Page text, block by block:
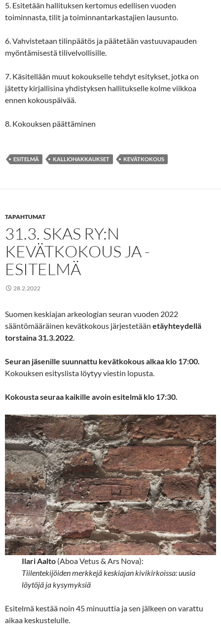
5. Esitetään hallituksen kertomus edellisen vuoden
toiminnasta, tilit ja toiminnantarkastajien lausunto.
6. Vahvistetaan tilinpäätös ja päätetään vastuuvapauden
myöntämisestä tilivelvollisille.
7. Käsitellään muut kokoukselle tehdyt esitykset, jotka on
jätetty kirjallisina yhdistyksen hallitukselle kolme viikkoa
ennen kokouspäivää.
8. Kokouksen päättäminen
ESITELMÄ KALLIOHAKKAUKSET KEVÄTKOKOUS
TAPAHTUMAT
31.3. SKAS RY:N
KEVÄTKOKOUS JA -
ESITELMÄ
28.2.2022
Suomen keskiajan arkeologian seuran vuoden 2022
sääntömääräinen kevätkokous järjestetään etäyhteydellä
torstaina 31.3.2022
Seuran jäsenille suunnattu kevätkokous alkaa klo 17:00.
Kokouksen esityslista löytyy viestin lopusta.
Kokousta seuraa kaikille avoin esitelmä klo 17:30.
Ilari Aalto (Aboa Vetus & Ars Nova):
Tiilentekijöiden merkkejä keskiajan kivikirkoissa: uusia
löytöjä ja kysymyksiä
Esitelmä kestää noin 45 minuuttia ja sen jälkeen on varattu
aikaa keskustelulle.